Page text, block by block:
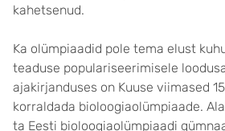
kahetsenud.
Ka olümpiaadid pole tema elust
teaduse populariseerimisele
ajakirjanduses on Kuuse viimased
korraldada bioloogiaolümpiaade.
ta Eesti bioloogiaolümpiaadi